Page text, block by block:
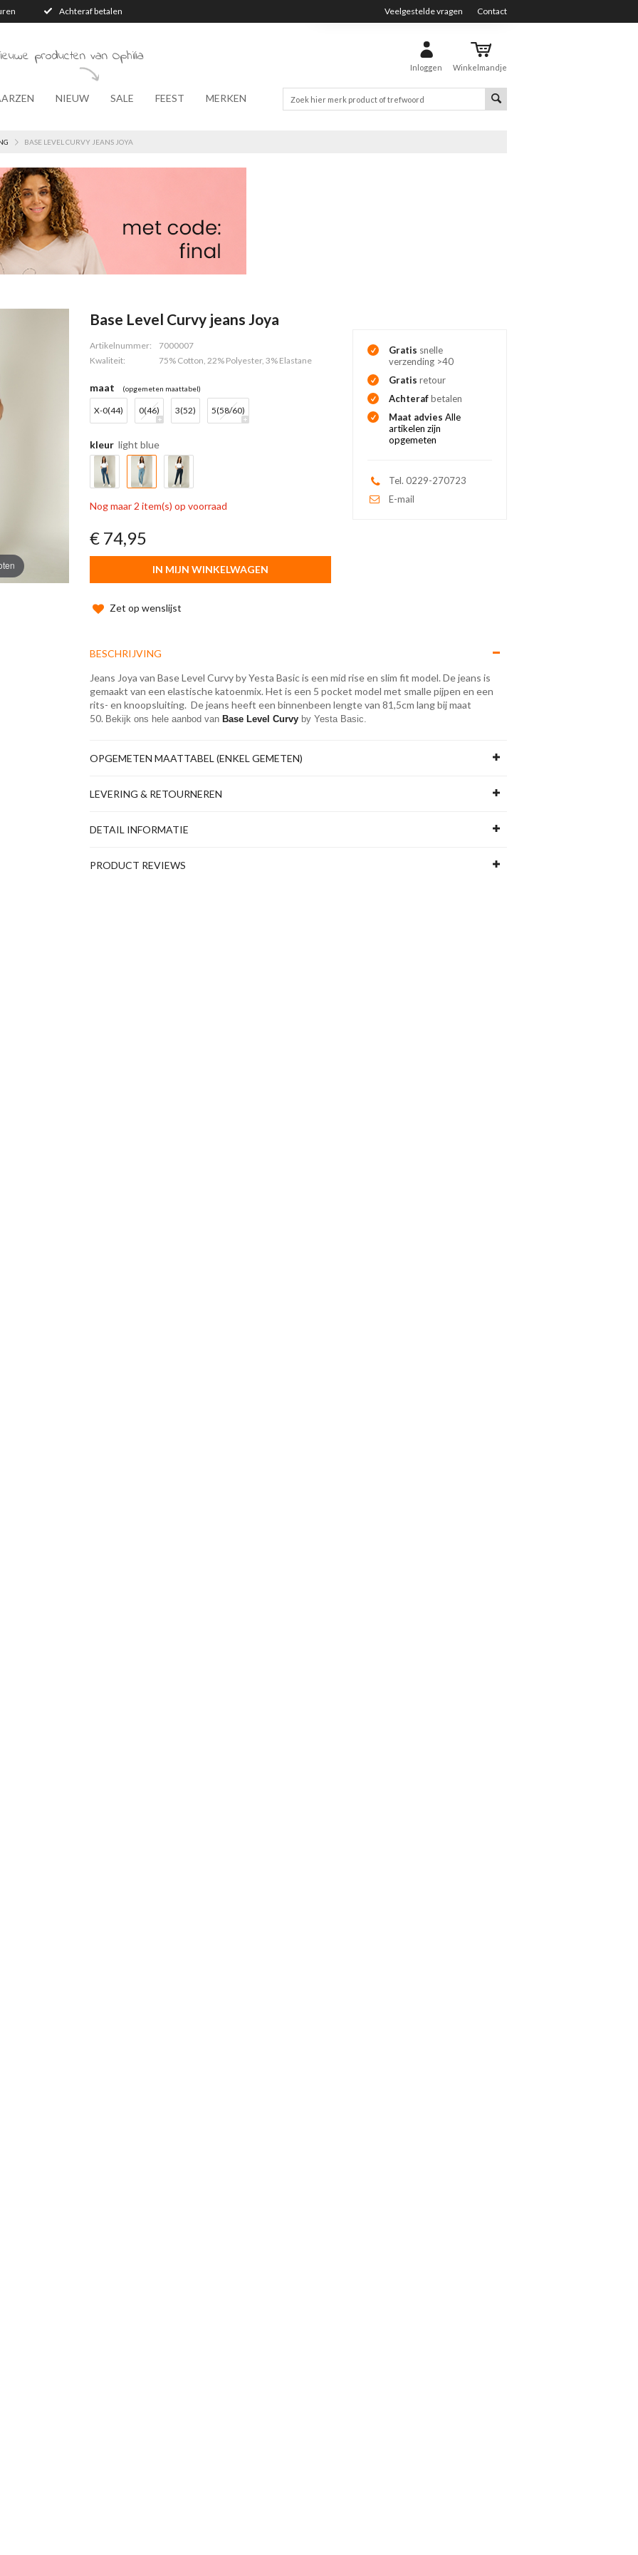
Achteraf betalen Veelgestelde vragen Contact
Inloggen Winkelmandje
producten van Ophilia
NIEUW SALE FEEST MERKEN
BASE LEVEL CURVY JEANS JOYA
Base Level Curvy jeans Joya
Artikelnummer:
7000007
Kwaliteit:
75% Cotton, 22% Polyester, 3% Elastane
maat (opgemeten maattabel)
X-0(44) 0(46) 3(52) 5(58/60)
kleur light blue
Nog maar 2 item(s) op voorraad
€ 74,95
IN MIJN WINKELWAGEN
Zet op wenslijst
Gratis snelle
verzending >40
Gratis retour
Achterafbetalen
Maat adviesAlle
artikelen zijn
opgemeten
Tel. 0229-270723
E-mail
BESCHRIJVING
Jeans Joya van Base Level Curvy by Yesta Basic is een mid rise en slim fit model. De jeans is
gemaakt van een elastische katoenmix. Het is een 5 pocket model met smalle pijpen en een
rits- en knoopsluiting. De jeans heeft een binnenbeen lengte van 81,5cm lang bij maat
50. Bekijk ons hele aanbod van Base Level Curvy by Yesta Basic.
OPGEMETEN MAATTABEL (ENKEL GEMETEN)
LEVERING & RETOURNEREN
DETAIL INFORMATIE
PRODUCT REVIEWS